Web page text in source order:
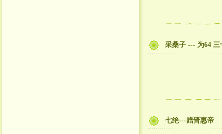
采桑子 --- 为64 三
七绝---赠晋惠帝